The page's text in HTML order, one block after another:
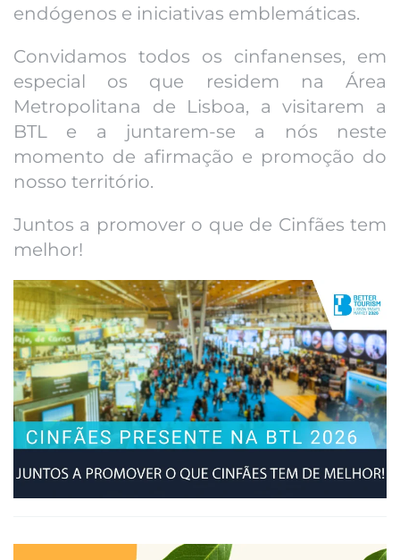
endógenos e iniciativas emblemáticas.
Convidamos todos os cinfanenses, em
especial os que residem na Área
Metropolitana de Lisboa, a visitarem a
BTL e a juntarem-se a nós neste
momento de afirmação e promoção do
nosso território.
Juntos a promover o que de Cinfães tem
melhor!